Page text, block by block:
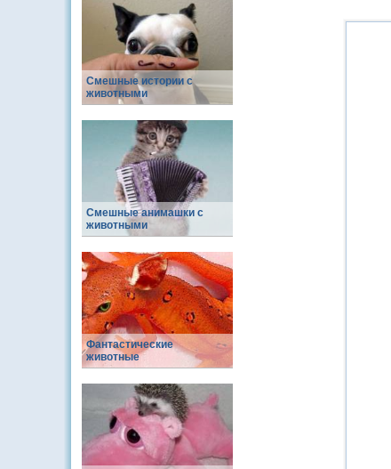
Смешные истории с
животными
Смешные анимашки с
животными
Фантастические
животные